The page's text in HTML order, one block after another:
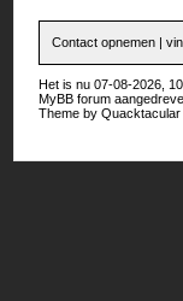
Contact opnemen |
Het is nu 07-08-2026,
MyBB forum
Theme byQuacktacular